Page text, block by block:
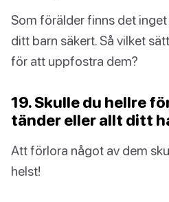
Som förälder finns det
ditt barn säkert. Så vilket
för att uppfostra dem?
19. Skulle du hellre
tänder eller allt ditt
Att förlora något av dem
helst!